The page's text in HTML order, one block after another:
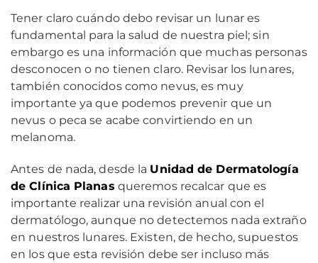
Tener claro cuándo debo revisar un lunar es
fundamental para la salud de nuestra piel; sin
embargo es una información que muchas personas
desconocen o no tienen claro. Revisar los lunares,
también conocidos como nevus, es muy
importante ya que podemos prevenir que un
nevus o peca se acabe convirtiendo en un
melanoma.
Antes de nada, desde la Unidad de Dermatología
de Clínica Planas queremos recalcar que es
importante realizar una revisión anual con el
dermatólogo, aunque no detectemos nada extraño
en nuestros lunares. Existen, de hecho, supuestos
en los que esta revisión debe ser incluso más